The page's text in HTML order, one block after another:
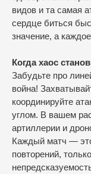
видов и та самая
сердце биться
значение, а
Когда хаос
Забудьте про
война!
координируйте
углом. В вашем
артиллерии и
Каждый матч —
повторений,